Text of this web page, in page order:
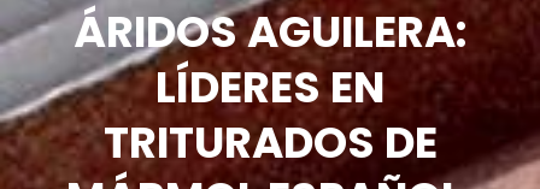
ÁRIDOS AGUILERA:
LÍDERES EN
TRITURADOS DE